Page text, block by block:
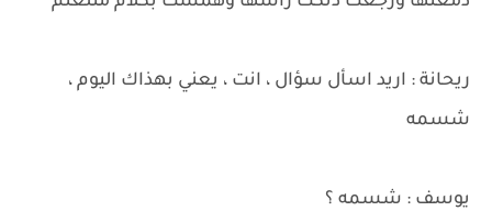
ريحانة : اريد اسأل سؤال ، انت ، يعني بهذاك اليوم ،
شسمه
يوسف : شسمه ؟